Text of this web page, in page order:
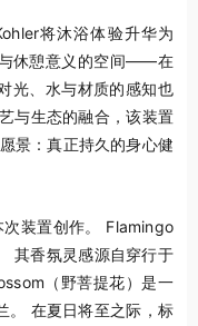
将沐浴体验升华为
休憩意义的空间——在
光、水与材质的感知也
与生态的融合，该装置
景：真正持久的身心健
装置创作。 Flamingo
其香氛灵感源自穿行于
（野菩提花）是一
。 在夏日将至之际，标